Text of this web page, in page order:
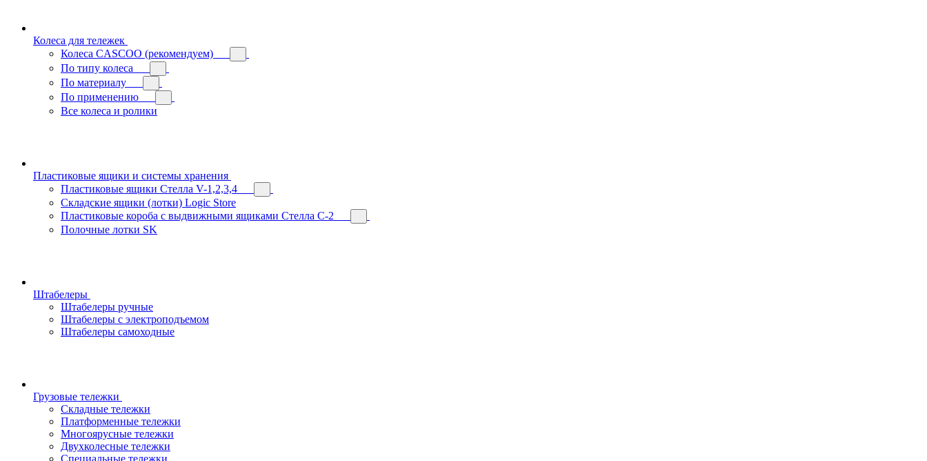
Колеса для тележек
Колеса CASCOO (рекомендуем)
По типу колеса
По материалу
По применению
Все колеса и ролики
Пластиковые ящики и системы хранения
Пластиковые ящики Стелла V-1,2,3,4
Складские ящики (лотки) Logiс Store
Пластиковые короба с выдвижными ящиками Стелла С-2
Полочные лотки SK
Штабелеры
Штабелеры ручные
Штабелеры с электроподъемом
Штабелеры самоходные
Грузовые тележки
Складные тележки
Платформенные тележки
Многоярусные тележки
Двухколесные тележки
Специальные тележки